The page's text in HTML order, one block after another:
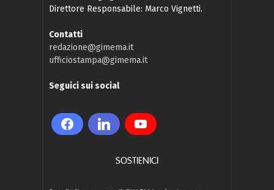
Direttore Responsabile: Marco Vignetti.
Contatti
redazione@gimema.it
ufficiostampa@gimema.it
Seguici sui social
SOSTIENICI